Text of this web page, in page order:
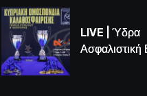
LIVE | Ύδρα
Ασφαλιστική